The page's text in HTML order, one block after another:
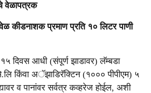
वेळापत्रक
कीडनाशक प्रमाण प्रति १० लिटर पाणी
१५ दिवस आधी (संपूर्ण झाडावर) लॅम्बडा
किंवा अॅझाडिरॅक्टिन (१००० पीपीएम) ५
व पानांवर सर्वत्र कव्हरेज होईल, अशी